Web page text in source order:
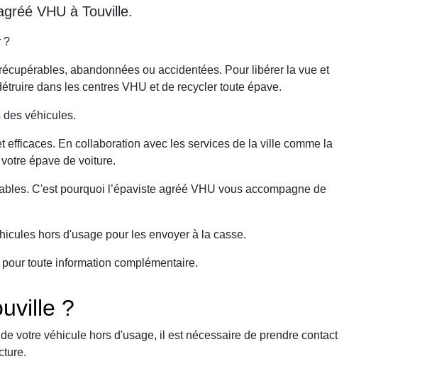
VHU à Touville.
?
abandonnées ou accidentées. Pour libérer la vue et
dans les centres VHU et de recycler toute épave.
des véhicules.
En collaboration avec les services de la ville comme la
épave de voiture.
C'est pourquoi l’épaviste agréé VHU vous accompagne de
hors d'usage pour les envoyer à la casse.
toute information complémentaire.
?
votre véhicule hors d'usage, il est nécessaire de prendre contact